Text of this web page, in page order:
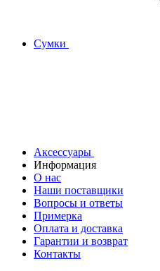
Сумки
Аксессуары
Информация
О нас
Наши поставщики
Вопросы и ответы
Примерка
Оплата и доставка
Гарантии и возврат
Контакты